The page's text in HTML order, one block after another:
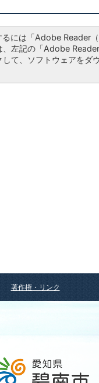
るには「Adobe Reader
、左記の「Adobe
て、ソフトウェアをダ
著作権・リンク